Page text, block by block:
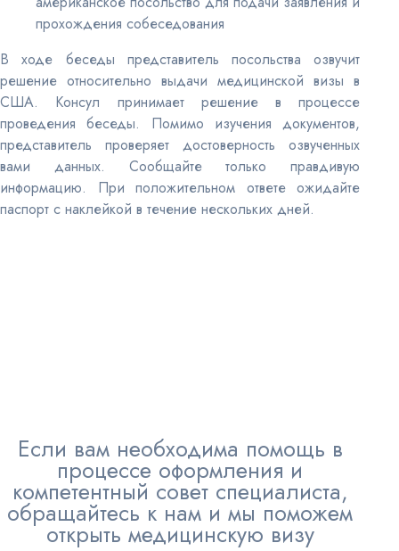
прохождения собеседования
В ходе беседы представитель посольства озвучит
решение относительно выдачи медицинской визы в
США. Консул принимает решение в процессе
проведения беседы. Помимо изучения документов,
представитель проверяет достоверность озвученных
вами данных. Сообщайте только правдивую
информацию. При положительном ответе ожидайте
паспорт с наклейкой в течение нескольких дней.
Если вам необходима помощь в
процессе оформления и
компетентный совет специалиста,
обращайтесь к нам и мы поможем
открыть медицинскую визу